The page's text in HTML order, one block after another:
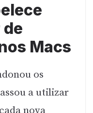
Macs
os
a utilizar